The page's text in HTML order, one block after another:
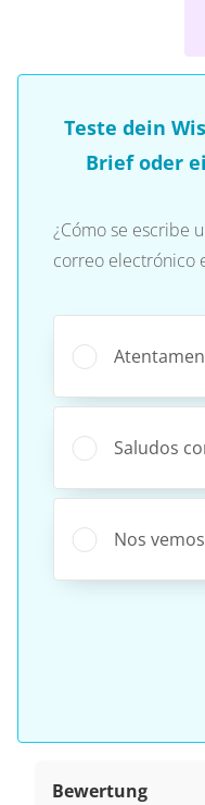
Teste dein
Brief oder
¿Cómo se escribe
correo electrónico
Saludos
Nos vemos
Bewertung